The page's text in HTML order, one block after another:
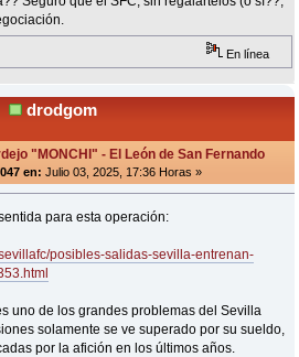
En línea
drodgom
"MONCHI" - El León de San Fernando
en: Julio 03, 2025, 17:36 Horas »
para esta operación:
posibles-salidas-sevilla-entrenan-
uno de los grandes problemas del Sevilla
solamente se ve superado por su sueldo,
por la afición en los últimos años.